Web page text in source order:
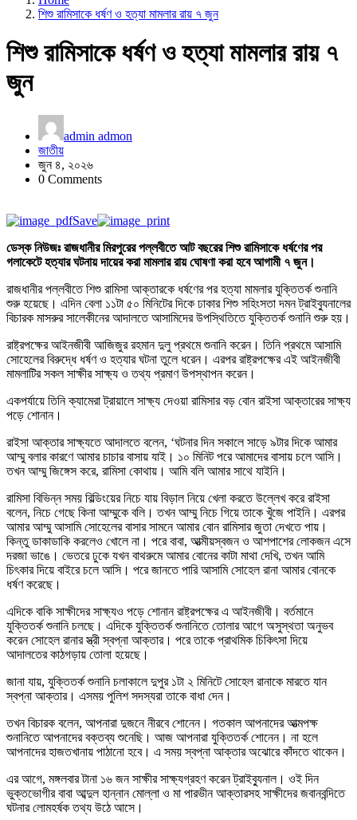
শিশু রামিসাকে ধর্ষণ ও হত্যা মামলার রায় ৭ জুন
শিশু রামিসাকে ধর্ষণ ও হত্যা মামলার রায় ৭
জুন
admin admon
জাতীয়
জুন ৪, ২০২৬
0 Comments
Save
ডেস্ক নিউজঃ রাজধানীর মিরপুরের পল্লবীতে আট বছরের শিশু রামিসাকে ধর্ষণের পর
গলাকেটে হত্যার ঘটনায় দায়ের করা মামলার রায় ঘোষণা করা হবে আগামী ৭ জুন।
রাজধানীর পল্লবীতে শিশু রামিসা আক্তারকে ধর্ষণের পর হত্যা মামলার যুক্তিতর্ক শুনানি
শুরু হয়েছে। এদিন বেলা ১১টা ৫০ মিনিটের দিকে ঢাকার শিশু সহিংসতা দমন ট্রাইব্যুনালের
বিচারক মাসরুর সালেকীনের আদালতে আসামিদের উপস্থিতিতে যুক্তিতর্ক শুনানি শুরু হয়।
রাষ্ট্রপক্ষের আইনজীবী আজিজুর রহমান দুলু প্রথমে শুনানি করেন। তিনি প্রথমে আসামি
সোহেলের বিরুদ্ধে ধর্ষণ ও হত্যার ঘটনা তুলে ধরেন। এরপর রাষ্ট্রপক্ষের এই আইনজীবী
মামলাটির সকল সাক্ষীর সাক্ষ্য ও তথ্য প্রমাণ উপস্থাপন করেন।
একপর্যায়ে তিনি ক্যামেরা ট্রায়ালে সাক্ষ্য দেওয়া রামিসার বড় বোন রাইসা আক্তারের সাক্ষ্য
পড়ে শোনান।
রাইসা আক্তার সাক্ষ্যতে আদালতে বলেন, ‘ঘটনার দিন সকালে সাড়ে ৯টার দিকে আমার
আম্মু বলার কারণে আমার চাচার বাসায় যাই। ১০ মিনিট পরে আমাদের বাসায় চলে আসি।
তখন আম্মু জিঙ্গেস করে, রামিসা কোথায়। আমি বলি আমার সাথে যাইনি।
রামিসা বিভিন্ন সময় বিল্ডিংয়ের নিচে যায় বিড়াল নিয়ে খেলা করতে উল্লেখ করে রাইসা
বলেন, নিচে গেছে কিনা আম্মুকে বলি। তখন আম্মু নিচে গিয়ে তাকে খুঁজে পাইনি। এরপর
আমার আম্মু আসামি সোহেলের বাসার সামনে আমার বোন রামিসার জুতা দেখতে পায়।
কিন্তু ডাকাডাকি করলেও খোলে না। পরে বাবা, আত্মীয়স্বজন ও আশপাশের লোকজন এসে
দরজা ভাঙে। ভেতরে ঢুকে যখন বাথরুমে আমার বোনের কাটা মাথা দেখি, তখন আমি
চিৎকার দিয়ে বাইরে চলে আসি। পরে জানতে পারি আসামি সোহেল রানা আমার বোনকে
ধর্ষণ করেছে।
এদিকে বাকি সাক্ষীদের সাক্ষ্যও পড়ে শোনান রাষ্ট্রপক্ষের এ আইনজীবী। বর্তমানে
যুক্তিতর্ক শুনানি চলছে। এদিকে যুক্তিতর্ক শুনানিতে তোলার আগে অসুস্থতা অনুভব
করেন সোহেল রানার স্ত্রী স্বপ্না আক্তার। পরে তাকে প্রাথমিক চিকিৎসা দিয়ে
আদালতের কাঠগড়ায় তোলা হয়েছে।
জানা যায়, যুক্তিতর্ক শুনানি চলাকালে দুপুর ১টা ২ মিনিটে সোহেল রানাকে মারতে যান
স্বপ্না আক্তার। এসময় পুলিশ সদস্যরা তাকে বাধা দেন।
তখন বিচারক বলেন, আপনারা দুজনে নীরবে শোনেন। গতকাল আপনাদের আত্মপক্ষ
শুনানিতে আপনাদের বক্তব্য শুনেছি। আজ আপনারা যুক্তিতর্ক শোনেন। না হলে
আপনাদের হাজতখানায় পাঠানো হবে। এ সময় স্বপ্না আক্তার অঝোরে কাঁদতে থাকেন।
এর আগে, মঙ্গলবার টানা ১৬ জন সাক্ষীর সাক্ষ্যগ্রহণ করেন ট্রাইব্যুনাল। ওই দিন
ভুক্তভোগীর বাবা আব্দুল হান্নান মোল্লা ও মা পারভীন আক্তারসহ সাক্ষীদের জবানবন্দিতে
ঘটনার লোমহর্ষক তথ্য উঠে আসে।